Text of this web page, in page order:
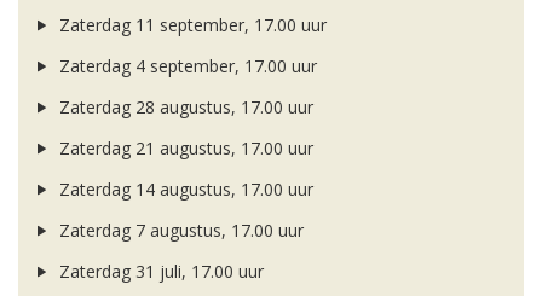
Zaterdag 11 september, 17.00 uur
Zaterdag 4 september, 17.00 uur
Zaterdag 28 augustus, 17.00 uur
Zaterdag 21 augustus, 17.00 uur
Zaterdag 14 augustus, 17.00 uur
Zaterdag 7 augustus, 17.00 uur
Zaterdag 31 juli, 17.00 uur